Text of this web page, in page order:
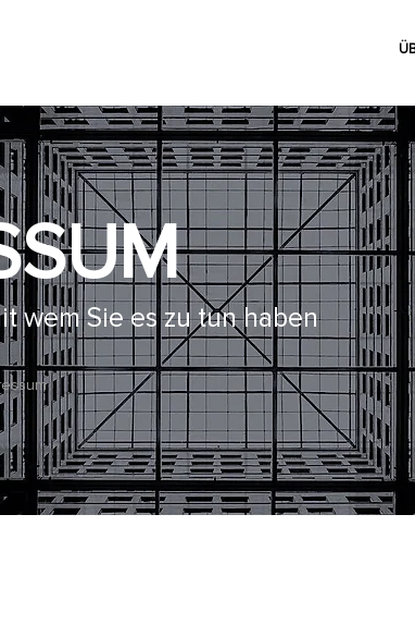
wem Sie es zu tun haben